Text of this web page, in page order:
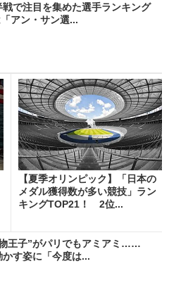
戦で注目を集めた選手ランキング
アン・サン選...
【夏季オリンピック】「日本の
メダル獲得数が多い競技」ラン
キングTOP21！ 2位...
王子”がパリでもアミアミ……
す姿に「今度は...